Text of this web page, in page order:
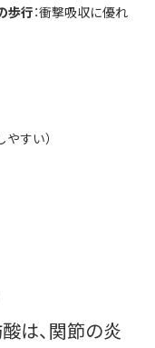
歩行：衝撃吸収に優れ
すい）
は、関節の炎